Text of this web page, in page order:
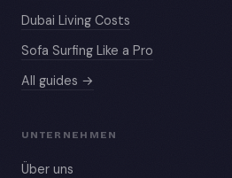
Dubai Living Costs
Sofa Surfing Like a Pro
All guides →
UNTERNEHMEN
Über uns